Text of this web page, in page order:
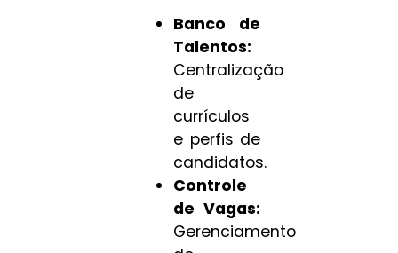
Banco de
Talentos:
Centralização
de
currículos
e perfis de
candidatos.
Controle
de Vagas:
Gerenciamento